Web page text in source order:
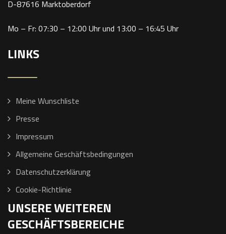
D-87616 Marktoberdorf
Mo – Fr: 07:30 – 12:00 Uhr und 13:00 – 16:45 Uhr
LINKS
Meine Wunschliste
Presse
Impressum
Allgemeine Geschäftsbedingungen
Datenschutzerklärung
Cookie-Richtlinie
UNSERE WEITEREN
GESCHÄFTSBEREICHE